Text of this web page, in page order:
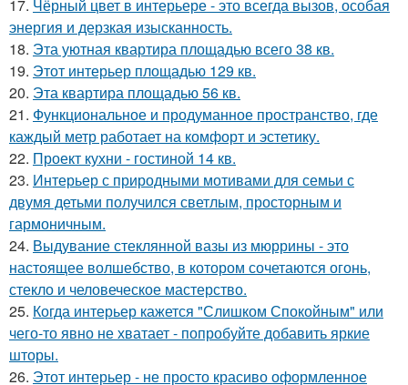
17. Чёрный цвет в интерьере - это всегда вызов, особая
энергия и дерзкая изысканность.
18. Эта уютная квартира площадью всего 38 кв.
19. Этот интерьер площадью 129 кв.
20. Эта квартира площадью 56 кв.
21. Функциональное и продуманное пространство, где
каждый метр работает на комфорт и эстетику.
22. Проект кухни - гостиной 14 кв.
23. Интерьер с природными мотивами для семьи с
двумя детьми получился светлым, просторным и
гармоничным.
24. Выдувание стеклянной вазы из мюррины - это
настоящее волшебство, в котором сочетаются огонь,
стекло и человеческое мастерство.
25. Когда интерьер кажется "Слишком Спокойным" или
чего-то явно не хватает - попробуйте добавить яркие
шторы.
26. Этот интерьер - не просто красиво оформленное